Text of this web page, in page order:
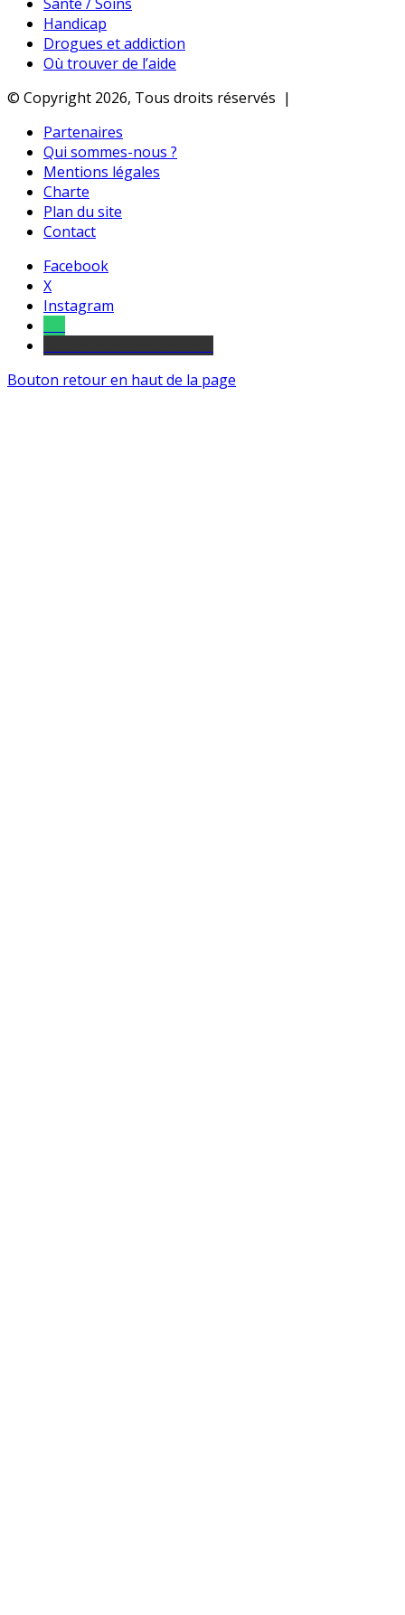
Handicap
Drogues et addiction
Où trouver de l’aide
© Copyright 2026, Tous droits réservés |
Partenaires
Qui sommes-nous ?
Mentions légales
Charte
Plan du site
Contact
Facebook
X
Instagram
Bouton retour en haut de la page